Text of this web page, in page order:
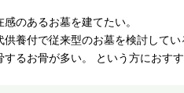
感のあるお墓を建てたい。
供養付で従来型のお墓を検討してい
するお骨が多い。 という方におす